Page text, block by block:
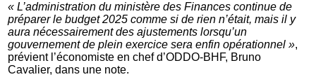
« L’administration du ministère des Finances continue de
préparer le budget 2025 comme si de rien n’était, mais il y
aura nécessairement des ajustements lorsqu’un
gouvernement de plein exercice sera enfin opérationnel »,
prévient l’économiste en chef d’ODDO-BHF, Bruno
Cavalier, dans une note.